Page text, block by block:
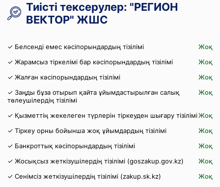
Тиісті тексерулер: "РЕГИОН
ВЕКТОР" ЖШС
✓ Белсенді емес кәсіпорындардың тізілімі
Жоқ
✓ Жарамсыз тіркелімі бар кәсіпорындардың тізілімі
Жоқ
✓ Жалған кәсіпорындардың тізілімі
Жоқ
✓ Заңды бұза отырып қайта ұйымдастырылған салық
төлеушілердің тізілімі
Жоқ
✓ Қызметтің жекелеген түрлерін тіркеуден шығару тізіліміЖоқ
✓ Тіркеу орны бойынша жоқ ұйымдардың тізілімі
Жоқ
✓ Банкроттық кәсіпорындардың тізілімі
Жоқ
✓ Жосықсыз жеткізушілердің тізілімі (goszakup.gov.kz)
Жоқ
✓ Сенімсіз жеткізушілердің тізілімі (zakup.sk.kz)
Жоқ